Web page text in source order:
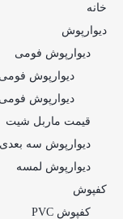
خانه
دیوارپوش
دیوارپوش فومی
دیوارپوش
دیوارپوش
قیمت ماربل شیت
دیوارپوش سه بعدی
دیوارپوش لمسه
کفپوش
کفپوش PVC